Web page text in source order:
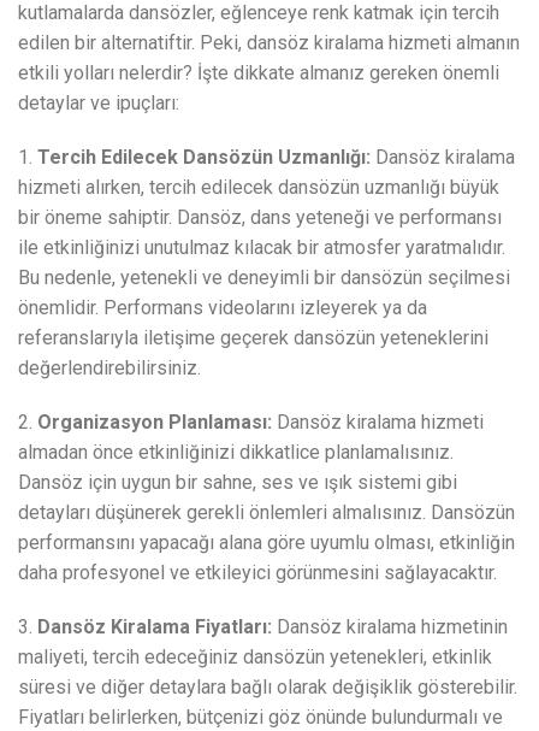
kutlamalarda dansözler, eğlenceye renk katmak için tercih
edilen bir alternatiftir. Peki, dansöz kiralama hizmeti almanın
etkili yolları nelerdir? İşte dikkate almanız gereken önemli
detaylar ve ipuçları:
1. Tercih Edilecek Dansözün Uzmanlığı: Dansöz kiralama
hizmeti alırken, tercih edilecek dansözün uzmanlığı büyük
bir öneme sahiptir. Dansöz, dans yeteneği ve performansı
ile etkinliğinizi unutulmaz kılacak bir atmosfer yaratmalıdır.
Bu nedenle, yetenekli ve deneyimli bir dansözün seçilmesi
önemlidir. Performans videolarını izleyerek ya da
referanslarıyla iletişime geçerek dansözün yeteneklerini
değerlendirebilirsiniz.
2. Organizasyon Planlaması: Dansöz kiralama hizmeti
almadan önce etkinliğinizi dikkatlice planlamalısınız.
Dansöz için uygun bir sahne, ses ve ışık sistemi gibi
detayları düşünerek gerekli önlemleri almalısınız. Dansözün
performansını yapacağı alana göre uyumlu olması, etkinliğin
daha profesyonel ve etkileyici görünmesini sağlayacaktır.
3. Dansöz Kiralama Fiyatları: Dansöz kiralama hizmetinin
maliyeti, tercih edeceğiniz dansözün yetenekleri, etkinlik
süresi ve diğer detaylara bağlı olarak değişiklik gösterebilir.
Fiyatları belirlerken, bütçenizi göz önünde bulundurmalı ve